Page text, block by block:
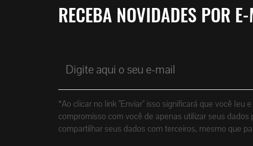
RECEBA NOVIDADES POR
*Ao clicar no link "Enviar" isso significará que você leu
compromisso com você de apenas utilizar seus
compartilhar seus dados com terceiros, mesmo que